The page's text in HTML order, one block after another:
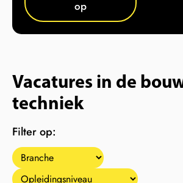
op
Vacatures in de
techniek
Filter op: